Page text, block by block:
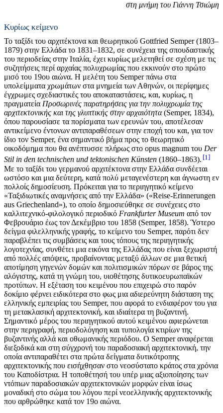
στη μνήμη του Γιάννη Τσιώμη
Κυρίως κείμενο
Το ταξίδι του αρχιτέκτονα και θεωρητικού Gottfried Semper (1803–
1879) στην Ελλάδα το 1831–1832, σε συνέχεια της σπουδαστικής
του περιοδείας στην Ιταλία, έχει κυρίως μελετηθεί σε σχέση με τις
συζητήσεις περί αρχαίας πολυχρωμίας που εκκινούν στο πρώτο
μισό του 19ου αιώνα. Η μελέτη του Semper πάνω στα
υπολείμματα χρωμάτων στα μνημεία των Αθηνών, οι περίφημες
έγχρωμες σχεδιαστικές του αποκαταστάσεις, και, κυρίως, η
πραγματεία Προσωρινές παρατηρήσεις για την πολυχρωμία της
αρχιτεκτονικής και της γλυπτικής στην αρχαιότητα(Semper, 1834),
όπου παρουσίασε τα πορίσματα των ερευνών του, αποτέλεσαν
αντικείμενο έντονων αντιπαραθέσεων στην εποχή του και, για τον
ίδιο τον Semper, ένα σημαντικό βήμα προς το θεωρητικό
οικοδόμημα που θα ανέπτυσσε πλήρως στο opus magnum του Der
Stil in den technischen und tektonischen Künsten (1860–1863). 1
Με το ταξίδι του γερμανού αρχιτέκτονα στην Ελλάδα συνδέεται
ωστόσο και μια δεύτερη, κατά πολύ μεταγενέστερη και άγνωστη εν
πολλοίς δημοσίευση. Πρόκειται για το περιηγητικό κείμενο
«Ταξιδιωτικές αναμνήσεις από την Ελλάδα» («Reise-Erinnerungen
aus Griechenland»), το οποίο δημοσιεύθηκε σε συνέχειες στο
καλλιτεχνικό-φιλολογικό περιοδικό Frankfurter Museum από τον
Φεβρουάριο έως τον Δεκέμβριο του 1858 (Semper, 1858). Ύστερο
δείγμα φιλελληνικής γραφής, το κείμενο του Semper, παρότι δεν
παραβλέπει τις συμβάσεις και τους τόπους της περιηγητικής
λογοτεχνίας, συνθέτει μια εικόνα της Ελλάδας που είναι ξεχωριστή
από πολλές απόψεις, προβαίνοντας μεταξύ άλλων σε μια θετική
αποτίμηση γηγενών δομών και πολιτισμικών πόρων σε βάρος της
αλόγιστης, κατά τη γνώμη του, υιοθέτησης δυτικοευρωπαϊκών
προτύπων. Η εξέταση του κειμένου που επιχειρώ στο παρόν
δοκίμιο φέρνει ειδικότερα στο φως μια αδιερεύνητη διάσταση της
ελληνικής εμπειρίας του Semper, που αφορά το ενδιαφέρον του για
τη μετακλασική αρχιτεκτονική, και ιδιαίτερα τη βυζαντινή.
Σημαντικό μέρος του περιηγητικού αυτού κειμένου αφιερώνεται
στην περιγραφή, περιοδολόγηση και τυπολογία κτιρίων της
βυζαντινής αλλά και οθωμανικής περιόδου. Ο Semper αναφέρεται
διεξοδικά και στη σύγχρονή του παραδοσιακή αρχιτεκτονική, την
οποία αντιπαραθέτει στα πρώτα δείγματα δυτικότροπης
αρχιτεκτονικής που εισήχθησαν στο νεοσύστατο κράτος στα χρόνια
του Καποδίστρια. Η τοποθέτησή του υπέρ μιας αξιοποίησης των
ντόπιων παραδοσιακών αρχιτεκτονικών μορφών είναι ίσως
μοναδική στο σώμα του λόγου περί νεοελληνικής αρχιτεκτονικής
που αρθρώθηκε κατά τον 19ο αιώνα.